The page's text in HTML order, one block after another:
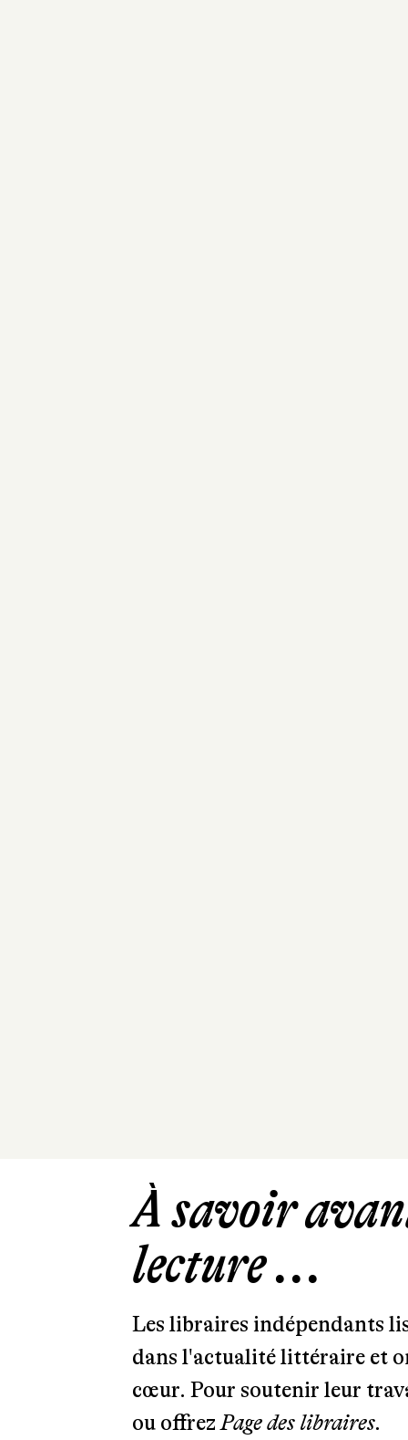
À savoir
lecture ...
Les libraires indépendants
dans l'actualité littéraire et
cœur. Pour soutenir leur
ou offrezPage des libraires.